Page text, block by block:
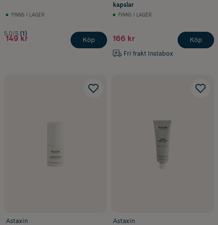
FINNS I LAGER
5.0/5 (1)
149 kr Köp
kapslar
FINNS I LAGER
166 kr
Fri frakt Instabox
Köp
Astaxin
Astaxin